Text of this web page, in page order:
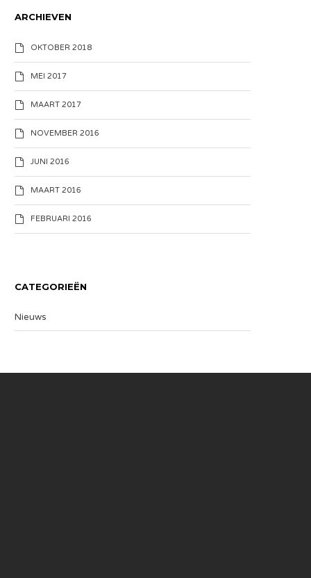
ARCHIEVEN
OKTOBER 2018
MEI 2017
MAART 2017
NOVEMBER 2016
JUNI 2016
MAART 2016
FEBRUARI 2016
CATEGORIEËN
Nieuws